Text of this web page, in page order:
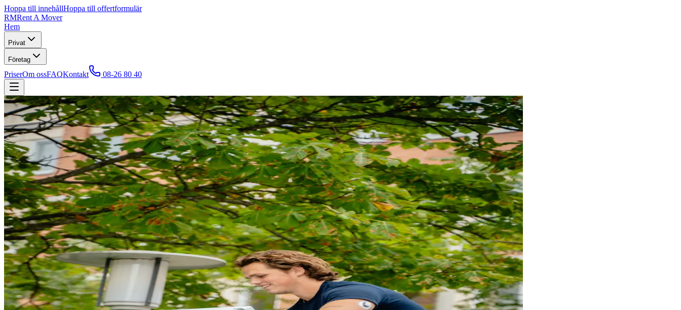
Hoppa till innehållHoppa till offertformulär
RMRent A Mover
Hem
Privat
Företag
PriserOm ossFAQKontakt 08-26 80 40